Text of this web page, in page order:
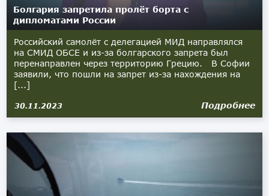
Болгария запретила пролёт борта с
дипломатами России
Российский самолёт с делегацией МИД направлялся
на СМИД ОБСЕ и из-за болгарского запрета был
перенаправлен через территорию Грецию. В Софии
заявили, что пошли на запрет из-за нахождения на
[...]
30.11.2023 Подробнее